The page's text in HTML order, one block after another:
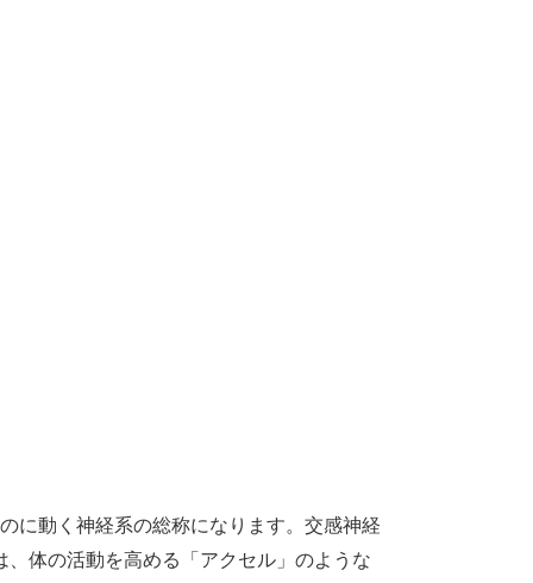
に動く神経系の総称になります。交感神経
体の活動を高める「アクセル」のような